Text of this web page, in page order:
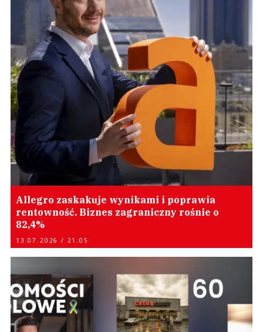
Allegro zaskakuje wynikami i poprawia
rentowność. Biznes zagraniczny rośnie o
82,4%
13.07.2026 / 21:05